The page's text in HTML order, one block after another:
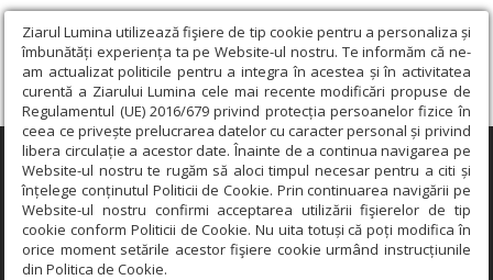
Ziarul Lumina utilizează fişiere de tip cookie pentru a personaliza și
îmbunătăți experiența ta pe Website-ul nostru. Te informăm că ne-
am actualizat politicile pentru a integra în acestea și în activitatea
curentă a Ziarului Lumina cele mai recente modificări propuse de
Regulamentul (UE) 2016/679 privind protecția persoanelor fizice în
ceea ce privește prelucrarea datelor cu caracter personal și privind
libera circulație a acestor date. Înainte de a continua navigarea pe
Website-ul nostru te rugăm să aloci timpul necesar pentru a citi și
înțelege conținutul Politicii de Cookie. Prin continuarea navigării pe
Website-ul nostru confirmi acceptarea utilizării fişierelor de tip
cookie conform Politicii de Cookie. Nu uita totuși că poți modifica în
orice moment setările acestor fişiere cookie urmând instrucțiunile
din Politica de Cookie.
×